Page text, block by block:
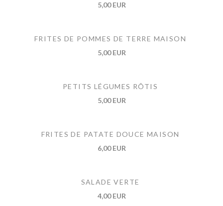
5,00 EUR
FRITES DE POMMES DE TERRE MAISON
5,00 EUR
PETITS LÉGUMES RÔTIS
5,00 EUR
FRITES DE PATATE DOUCE MAISON
6,00 EUR
SALADE VERTE
4,00 EUR